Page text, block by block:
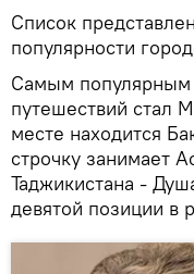
Список
популярности
Самым популярным
путешествий стал
месте находится
строчку занимает
Таджикистана -
девятой позиции в